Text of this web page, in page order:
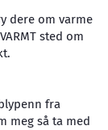
dere om varme
sted om
fra
meg så ta med